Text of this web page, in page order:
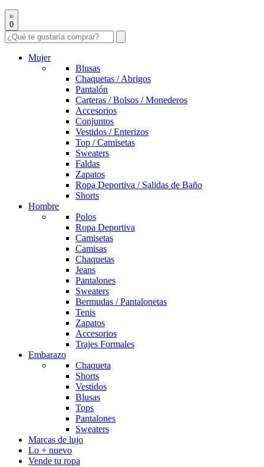
0
Mujer
Blusas
Chaquetas / Abrigos
Pantalón
Carteras / Bolsos / Monederos
Accesorios
Conjuntos
Vestidos / Enterizos
Top / Camisetas
Sweaters
Faldas
Zapatos
Ropa Deportiva / Salidas de Baño
Shorts
Hombre
Polos
Ropa Deportiva
Camisetas
Camisas
Chaquetas
Jeans
Pantalones
Sweaters
Bermudas / Pantalonetas
Tenis
Zapatos
Accesorios
Trajes Formales
Embarazo
Chaqueta
Shorts
Vestidos
Blusas
Tops
Pantalones
Sweaters
Marcas de lujo
Lo + nuevo
Vende tu ropa